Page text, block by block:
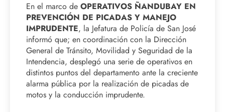
En el marco de OPERATIVOS ÑANDUBAY EN
PREVENCIÓN DE PICADAS Y MANEJO
IMPRUDENTE, la Jefatura de Policía de San José
informó que; en coordinación con la Dirección
General de Tránsito, Movilidad y Seguridad de la
Intendencia, desplegó una serie de operativos en
distintos puntos del departamento ante la creciente
alarma pública por la realización de picadas de
motos y la conducción imprudente.